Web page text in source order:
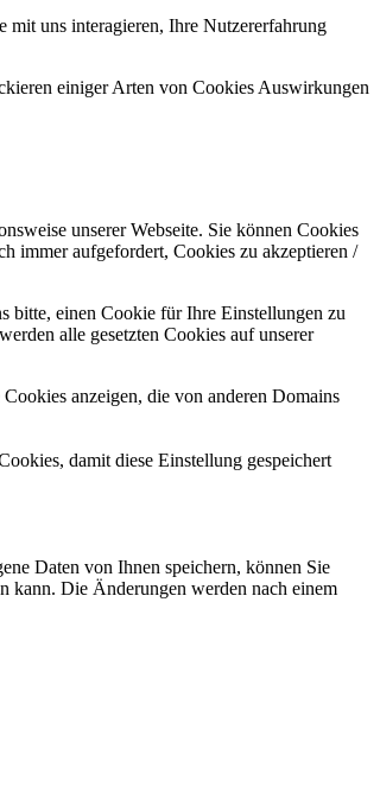
mit uns interagieren, Ihre Nutzererfahrung
einiger Arten von Cookies Auswirkungen
unserer Webseite. Sie können Cookies
immer aufgefordert, Cookies zu akzeptieren /
bitte, einen Cookie für Ihre Einstellungen zu
alle gesetzten Cookies auf unserer
anzeigen, die von anderen Domains
damit diese Einstellung gespeichert
Daten von Ihnen speichern, können Sie
kann. Die Änderungen werden nach einem